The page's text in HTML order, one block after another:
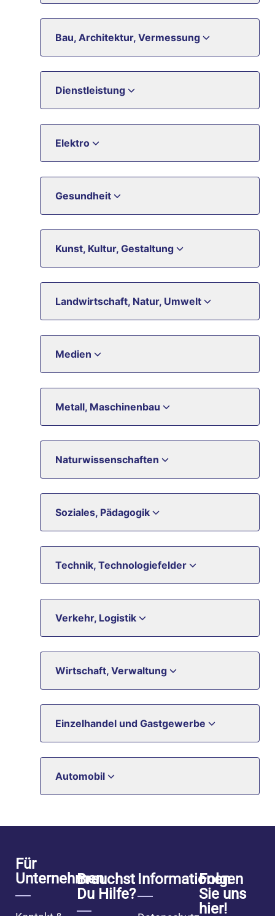
Bau, Architektur, Vermessung
Dienstleistung
Elektro
Gesundheit
Kunst, Kultur, Gestaltung
Landwirtschaft, Natur, Umwelt
Medien
Metall, Maschinenbau
Naturwissenschaften
Soziales, Pädagogik
Technik, Technologiefelder
Verkehr, Logistik
Wirtschaft, Verwaltung
Einzelhandel und Gastgewerbe
Automobil
Für
UnternehmenBrauchst
Du Hilfe?
Informationen
Folgen
Sie uns
hier!